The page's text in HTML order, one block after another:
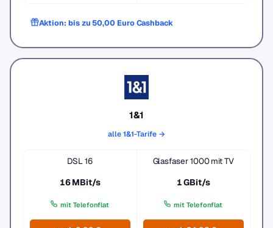
Aktion: bis zu 50,00 Euro Cashback
1&1
alle 1&1-Tarife →
DSL 16
16 MBit/s
mit Telefonflat
Glasfaser 1000 mit TV
1 GBit/s
mit Telefonflat